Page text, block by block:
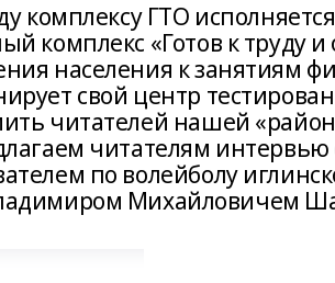
комплексу ГТО
комплекс «Готов к труду
населения к занятиям
свой центр
читателей нашей
читателям
по волейболу
Михайловичем